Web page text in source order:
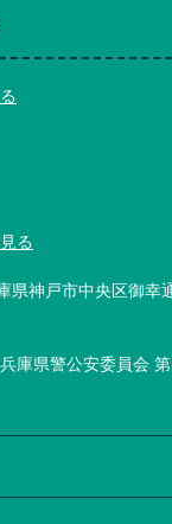
る
神戸市中央区御幸
庫県警公安委員会